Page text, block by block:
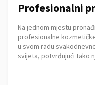
Profesionalni
Na jednom mjestu
profesionalne
u svom radu
svijeta, potvrđujući tako